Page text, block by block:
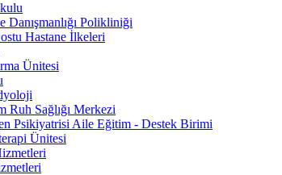
Danışmanlığı Polikliniği
Hastane İlkeleri
Ünitesi
Ruh Sağlığı Merkezi
Psikiyatrisi Aile Eğitim - Destek Birimi
Ünitesi